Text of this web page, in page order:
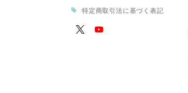
特定商取引法に基づく表記